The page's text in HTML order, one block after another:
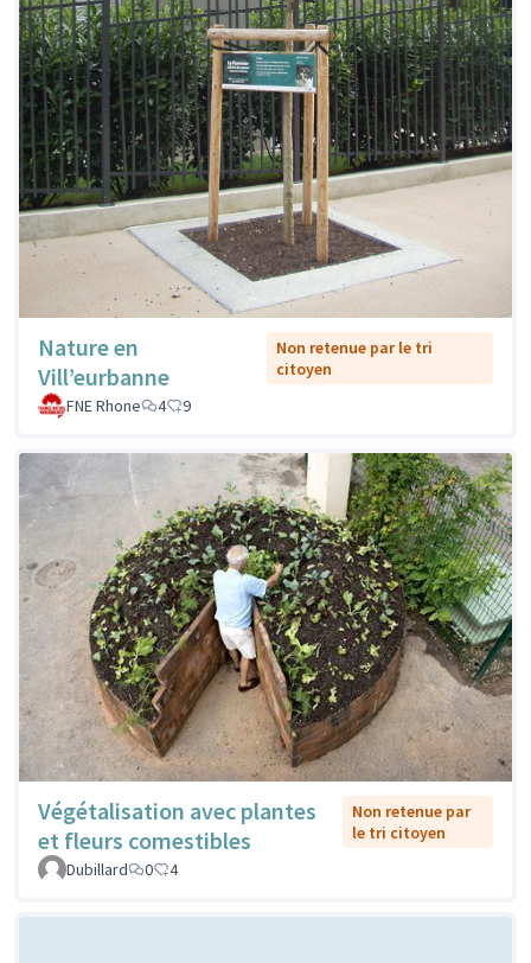
Nature en
Vill’eurbanne
Non retenue par le tri
citoyen
FNE Rhone
4 9
Végétalisation avec plantes
et fleurs comestibles
Non retenue par
le tri citoyen
Dubillard
0 4